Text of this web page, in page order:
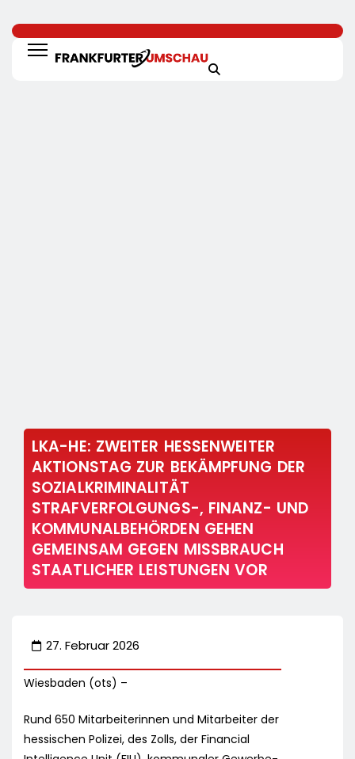
LKA-HE: ZWEITER HESSENWEITER
AKTIONSTAG ZUR BEKÄMPFUNG DER
SOZIALKRIMINALITÄT
STRAFVERFOLGUNGS-, FINANZ- UND
KOMMUNALBEHÖRDEN GEHEN
GEMEINSAM GEGEN MISSBRAUCH
STAATLICHER LEISTUNGEN VOR
27. Februar 2026
Wiesbaden (ots) –
Rund 650 Mitarbeiterinnen und Mitarbeiter der
hessischen Polizei, des Zolls, der Financial